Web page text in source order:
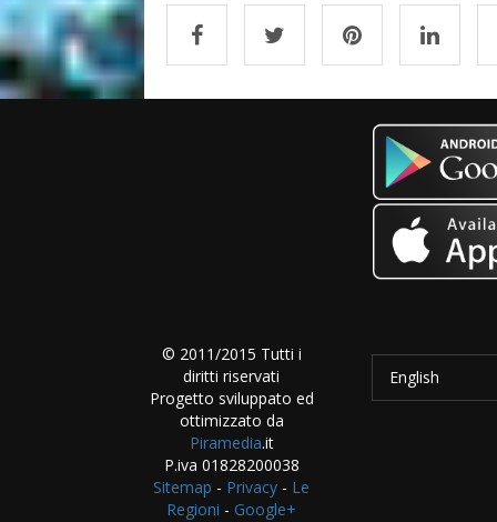
© 2011/2015 Tutti i
diritti riservati
Progetto sviluppato ed
ottimizzato da
Piramedia.it
P.iva 01828200038
Sitemap - Privacy - Le
Regioni - Google+
English